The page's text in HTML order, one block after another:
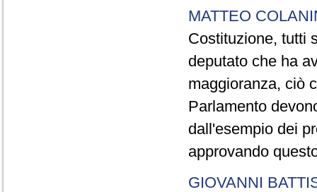
MATTEO
Costituzione, tutti
deputato che ha
maggioranza, ciò
Parlamento
dall'esempio dei
approvando
GIOVANNI